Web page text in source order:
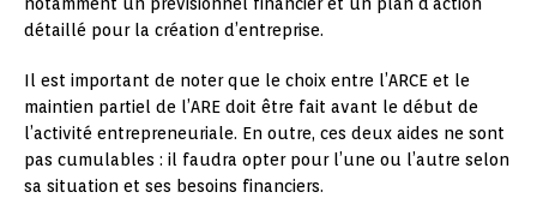
détaillé pour la création d’entreprise.
Il est important de noter que le choix entre l’ARCE et le
maintien partiel de l’ARE doit être fait avant le début de
l’activité entrepreneuriale. En outre, ces deux aides ne sont
pas cumulables : il faudra opter pour l’une ou l’autre selon
sa situation et ses besoins financiers.